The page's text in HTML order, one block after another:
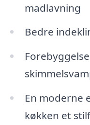
madlavning
Bedre
En moderne
køkken et